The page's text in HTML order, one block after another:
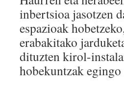
inbertsioa jasotzen
espazioak
erabakitako
dituzten kirol-
hobekuntzak